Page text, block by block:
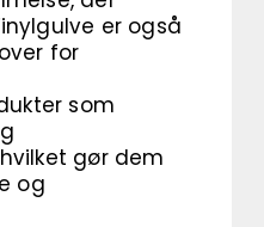
er også
for
som
gør dem
og